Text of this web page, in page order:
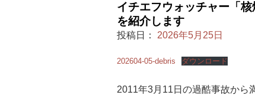
イチエフウォッチャー「
を紹介します
投稿日： 2026年5月25日
202604-05-debris ダウンロード
2011年3月11日の過酷事故から